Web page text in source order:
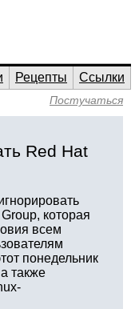
Рецепты
Ссылки
Постучаться
Red Hat
которая
всем
понедельник
также